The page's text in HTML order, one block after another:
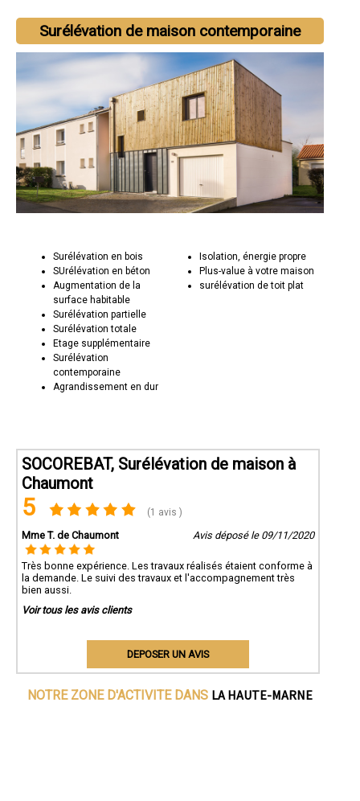
Surélévation de maison contemporaine
Surélévation en bois
SUrélévation en béton
Augmentation de la
surface habitable
Surélévation partielle
Surélévation totale
Etage supplémentaire
Surélévation
contemporaine
Agrandissement en dur
Isolation, énergie propre
Plus-value à votre maison
surélévation de toit plat
SOCOREBAT, Surélévation de maison à
Chaumont
5 (1 avis )
Mme T. de Chaumont Avis déposé le 09/11/2020
Très bonne expérience. Les travaux réalisés étaient conforme à
la demande. Le suivi des travaux et l'accompagnement très
bien aussi.
Voir tous les avis clients
DEPOSER UN AVIS
NOTRE ZONE D'ACTIVITE DANS LA HAUTE-MARNE